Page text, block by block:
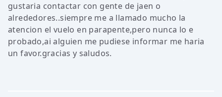
gustaria contactar con gente de jaen o
alrededores..siempre me a llamado mucho la
atencion el vuelo en parapente,pero nunca lo e
probado,ai alguien me pudiese informar me haria
un favor.gracias y saludos.